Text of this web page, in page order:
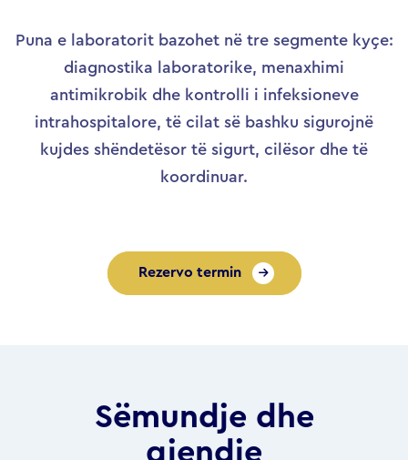
Puna e laboratorit bazohet në tre segmente kyçe:
diagnostika laboratorike, menaxhimi
antimikrobik dhe kontrolli i infeksioneve
intrahospitalore, të cilat së bashku sigurojnë
kujdes shëndetësor të sigurt, cilësor dhe të
koordinuar.
Rezervo termin
Sëmundje dhe
gjendje